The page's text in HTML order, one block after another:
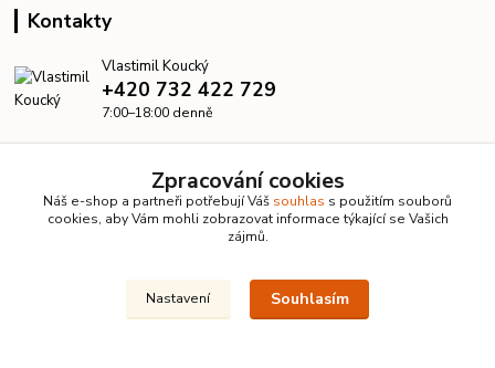
Kontakty
Vlastimil Koucký
+420 732 422 729
7:00–18:00 denně
© 2026 KanalizaceLevne.cz · Všechna práva vyhrazena ·
Zpracování cookies
Náš e-shop a partneři potřebují Váš souhlas s použitím souborů
cookies, aby Vám mohli zobrazovat informace týkající se Vašich
zájmů.
Nastavení Souhlasím